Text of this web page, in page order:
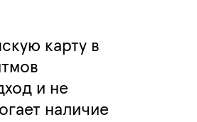
карту в
и не
наличие